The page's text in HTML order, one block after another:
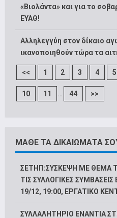
«Βιολάντα» και για το
ΕΥΑΘ!
Αλληλεγγύη στον δίκαιο
ικανοποιηθούν τώρα τα
<< 1 2 3 4 5
10 11 ... 44 >>
ΜΑΘΕ ΤΑ ΔΙΚΑΙΩΜΑΤΑ
ΣΕΤΗΠ:ΣΥΣΚΕΨΗ ΜΕ ΘΕΜΑ
ΤΙΣ ΣΥΛΛΟΓΙΚΕΣ
19/12, 19:00, ΕΡΓΑΤΙΚΟ
ΣΥΛΛΑΛΗΤΗΡΙΟ ΕΝΑΝΤΙΑ